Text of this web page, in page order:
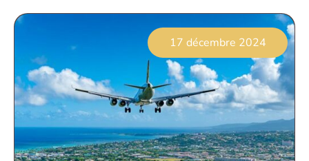
17 décembre 2024